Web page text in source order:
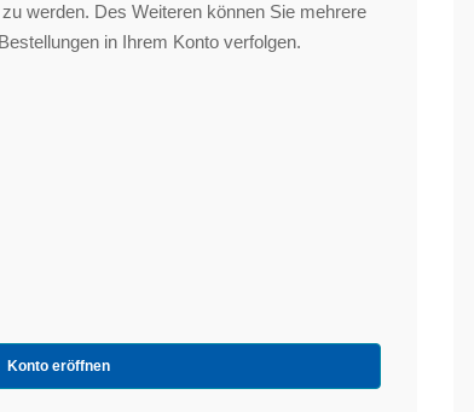
werden. Des Weiteren können Sie mehrere
in Ihrem Konto verfolgen.
Konto eröffnen